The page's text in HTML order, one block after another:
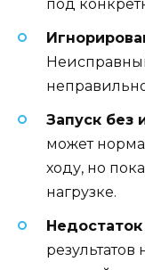
под
Запуск без
может
ходу, но
нагрузке.